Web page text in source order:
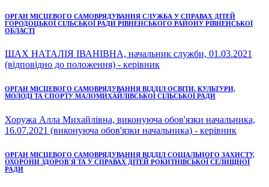
ОРГАН МІСЦЕВОГО САМОВРЯДУВАННЯ СЛУЖБА У СПРАВАХ ДІТЕЙ
ГОРОДОЦЬКОЇ СІЛЬСЬКОЇ РАДИ РІВНЕНСЬКОГО РАЙОНУ РІВНЕНСЬКОЇ
ОБЛАСТІ
ШАХ НАТАЛІЯ ІВАНІВНА, начальник служби, 01.03.2021
(відповідно до положення) - керівник
ОРГАН МІСЦЕВОГО САМОВРЯДУВАННЯ ВІДДІЛ ОСВІТИ, КУЛЬТУРИ,
МОЛОДІ ТА СПОРТУ МАЛОМИХАЙЛІВСЬКОЇ СІЛЬСЬКОЇ РАДИ
Хоружа Алла Михайлівна, виконуюча обов'язки начальника,
16.07.2021 (виконуюча обов'язки начальника) - керівник
ОРГАН МІСЦЕВОГО САМОВРЯДУВАННЯ ВІДДІЛ СОЦІАЛЬНОГО ЗАХИСТУ,
ОХОРОНИ ЗДОРОВ`Я ТА У СПРАВАХ ДІТЕЙ РОКИТНІВСЬКОЇ СЕЛИЩНОЇ
РАДИ